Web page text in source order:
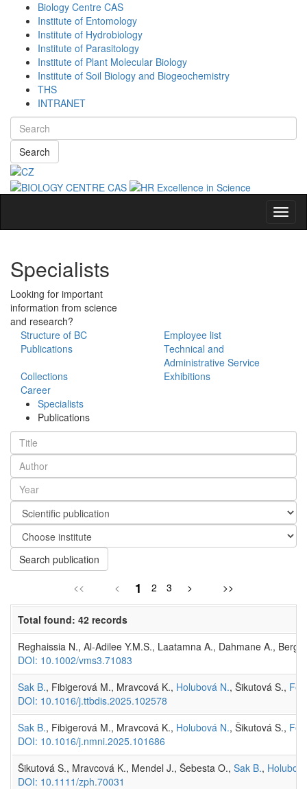
Biology Centre CAS
Institute of Entomology
Institute of Hydrobiology
Institute of Parasitology
Institute of Plant Molecular Biology
Institute of Soil Biology and Biogeochemistry
THS
INTRANET
Search
Specialists
Looking for important
information from science
and research?
Structure of BC
Employee list
Publications
Technical and
Administrative Service
Collections
Exhibitions
Career
Specialists
Publications
Search publication
<< < 1 2 3 > >>
Total found: 42 records
Reghaissia N., Al-Adilee Y.M.S., Laatamna A., Dahmane A.,
DOI: 10.1002/vms3.71083
Sak B., Fibigerová M., Mravcová K., Holubová N., Šikutová S.,
DOI: 10.1016/j.ttbdis.2025.102578
Sak B., Fibigerová M., Mravcová K., Holubová N., Šikutová S.,
DOI: 10.1016/j.nmni.2025.101686
Šikutová S., Mravcová K., Mendel J., Šebesta O., Sak B.,
DOI: 10.1111/zph.70031